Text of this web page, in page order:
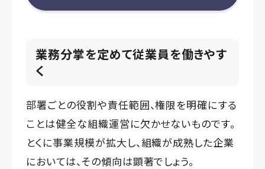
業務分掌を定めて従業員を働きやす
く
部署ごとの役割や責任範囲、権限を明確にする
ことは健全な組織運営に欠かせないものです。
とくに事業規模が拡大し、組織が成熟した企業
においては、その傾向は顕著でしょう。